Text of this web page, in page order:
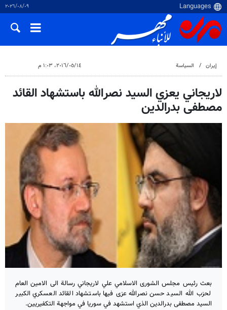
٠٩‏/٠٨‏/٢٠٢٦
إيران السياسة ١٤‏/٠٥‏/٢٠١٦، ١:٠٣ م
لاريجاني يعزي السيد نصرالله باستشهاد القائد
مصطفى بدرالدين
بعث رئيس مجلس الشورى الاسلامي علي لاريجاني رسالة الى الامين العام
لحزب الله السيد حسن نصرالله عزى فيها باستشهاد القائد العسكري الكبير
السيد مصطفى بدرالدين الذي استشهد في سوريا في مواجهة التكفيريين.